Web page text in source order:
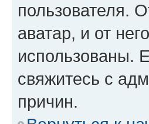
пользователя.
аватар, и от
использованы.
свяжитесь с
причин.